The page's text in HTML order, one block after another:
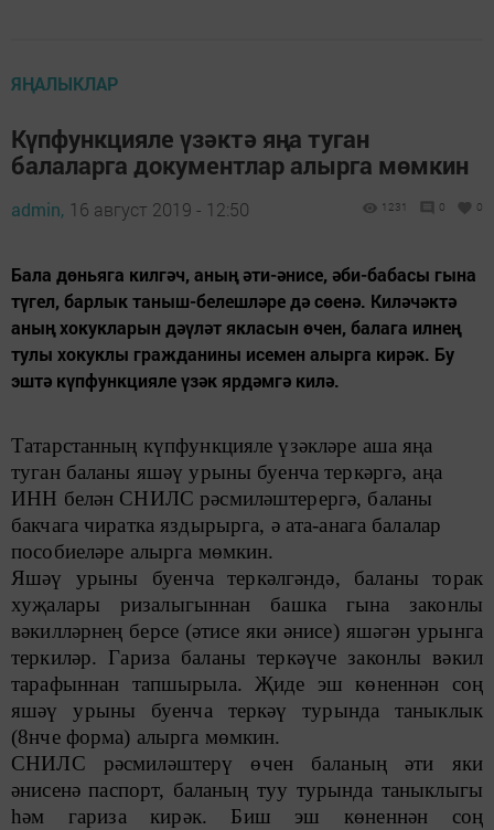
ЯҢАЛЫКЛАР
Күпфункцияле үзәктә яңа туган
балаларга документлар алырга мөмкин
admin, 16 август 2019 - 12:50 1231 0 0
​​​​​​​Бала дөньяга килгәч, аның әти-әнисе, әби-бабасы гына
түгел, барлык таныш-белешләре дә сөенә. Киләчәктә
аның хокукларын дәүләт якласын өчен, балага илнең
тулы хокуклы гражданины исемен алырга кирәк. Бу
эштә күпфункцияле үзәк ярдәмгә килә.
Татарстанның күпфункцияле үзәкләре аша яңа
туган баланы яшәү урыны буенча теркәргә, аңа
ИНН белән СНИЛС рәсмиләштерергә, баланы
бакчага чиратка яздырырга, ә ата-анага балалар
пособиеләре алырга мөмкин.
Яшәү урыны буенча теркәлгәндә, баланы торак
хуҗалары ризалыгыннан башка гына законлы
вәкилләрнең берсе (әтисе яки әнисе) яшәгән урынга
теркиләр. Гариза баланы теркәүче законлы вәкил
тарафыннан тапшырыла. Җиде эш көненнән соң
яшәү урыны буенча теркәү турында таныклык
(8нче форма) алырга мөмкин.
СНИЛС рәсмиләштерү өчен баланың әти яки
әнисенә паспорт, баланың туу турында таныклыгы
һәм гариза кирәк. Биш эш көненнән соң